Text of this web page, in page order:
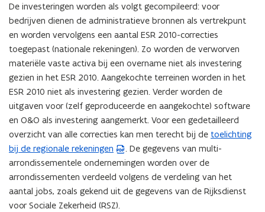
n
n
i
e
u
w
v
e
n
s
t
e
r
)
De investeringen worden als volgt gecompileerd: voor
bedrijven dienen de administratieve bronnen als vertrekpunt
en worden vervolgens een aantal ESR 2010-correcties
toegepast (nationale rekeningen). Zo worden de verworven
materiële vaste activa bij een overname niet als investering
gezien in het ESR 2010. Aangekochte terreinen worden in het
ESR 2010 niet als investering gezien. Verder worden de
uitgaven voor (zelf geproduceerde en aangekochte) software
en O&O als investering aangemerkt. Voor een gedetailleerd
overzicht van alle correcties kan men terecht bij de toelichting
bij de regionale rekeningen
(
P
F
b
. De gegevens van multi-
arrondissementele ondernemingen worden over de
arrondissementen verdeeld volgens de verdeling van het
aantal jobs, zoals gekend uit de gegevens van de Rijksdienst
voor Sociale Zekerheid (RSZ).